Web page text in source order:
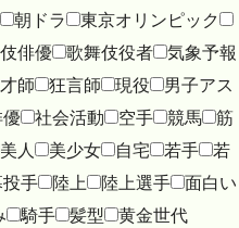
朝ドラ
東京オリンピック
俳優 歌舞伎役者
気象予報
師 狂言師 現役
男子アス
優 社会活動 空手 競馬
筋
美人 美少女 自宅 若手
若
投手 陸上 陸上選手
面白い
騎手 髪型 黄金世代